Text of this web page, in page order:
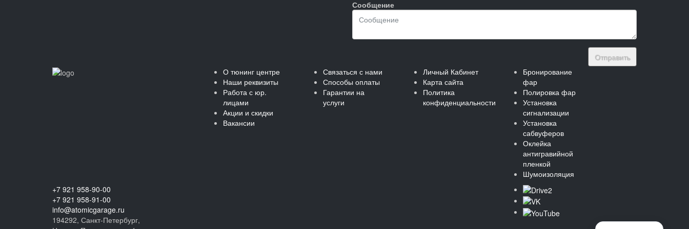
Сообщение
Отправить
О тюнинг центре
Наши реквизиты
Работа с юр.
лицами
Акции и скидки
Вакансии
Связаться с нами
Способы оплаты
Гарантии на
услуги
Личный Кабинет
Карта сайта
Политика
конфиденциальности
Бронирование
фар
Полировка фар
Установка
сигнализации
Установка
сабвуферов
Оклейка
антигравийной
пленкой
Шумоизоляция
+7 921 958-90-00
+7 921 958-91-00
info@atomicgarage.ru
194292, Санкт-Петербург,